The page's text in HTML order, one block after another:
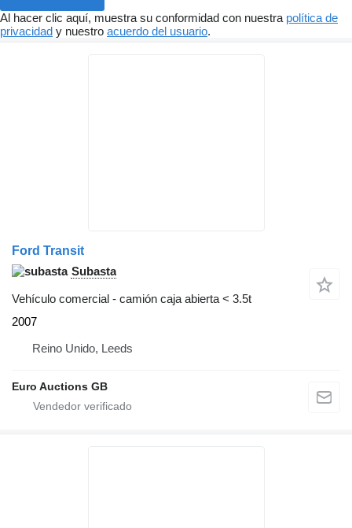
Al hacer clic aquí, muestra su conformidad con nuestra política de
privacidad y nuestro acuerdo del usuario.
Ford Transit
Subasta
Vehículo comercial - camión caja abierta < 3.5t
2007
Reino Unido, Leeds
Euro Auctions GB